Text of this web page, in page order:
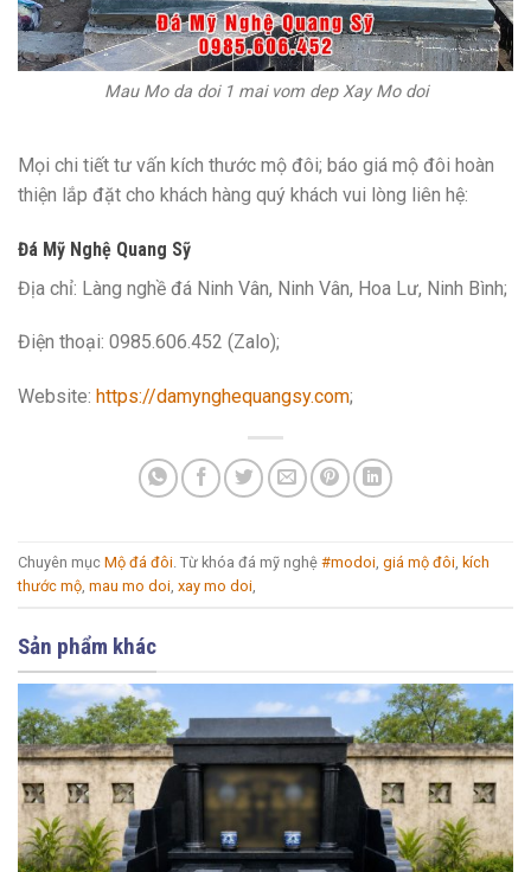
Mau Mo da doi 1 mai vom dep Xay Mo doi
Mọi chi tiết tư vấn kích thước mộ đôi; báo giá mộ đôi hoàn
thiện lắp đặt cho khách hàng quý khách vui lòng liên hệ:
Đá Mỹ Nghệ Quang Sỹ
Địa chỉ: Làng nghề đá Ninh Vân, Ninh Vân, Hoa Lư, Ninh Bình;
Điện thoại: 0985.606.452 (Zalo);
Website: https://damynghequangsy.com;
Chuyên mục Mộ đá đôi . Từ khóa đá mỹ nghệ #modoi giá mộ đôi kích
thước mộ mau mo doi xay mo doi
Sản phẩm khác